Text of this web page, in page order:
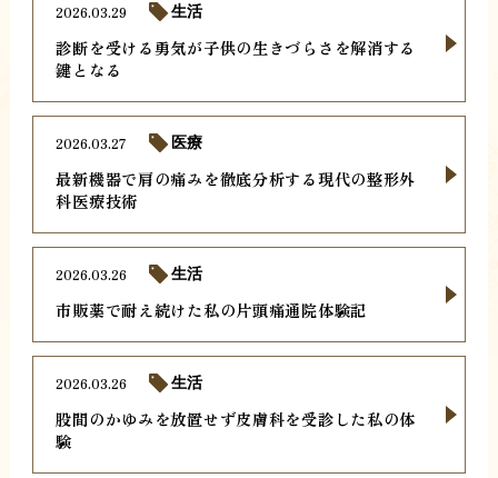
診断を受ける勇気が子供の生きづらさを解消する
鍵となる
2026.03.29 生活
最新機器で肩の痛みを徹底分析する現代の整形外
科医療技術
2026.03.27 医療
市販薬で耐え続けた私の片頭痛通院体験記
2026.03.26 生活
股間のかゆみを放置せず皮膚科を受診した私の体
験
2026.03.26 生活